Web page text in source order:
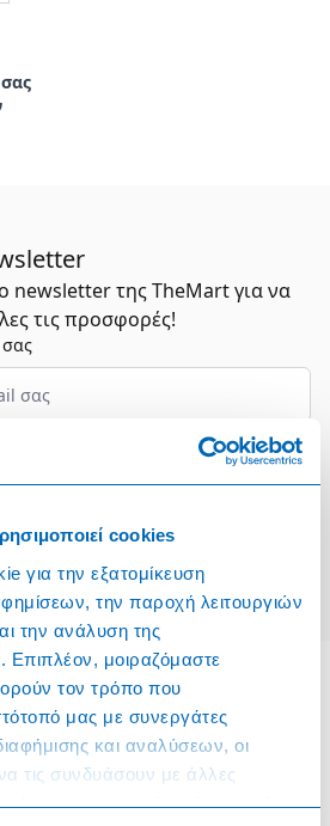
cookies
για την εξατομίκευση
την παροχή λειτουργιών
την ανάλυση της
Επιπλέον, μοιραζόμαστε
τον τρόπο που
μας με συνεργάτες
και αναλύσεων, οι
τις συνδυάσουν με άλλες
έχετε παραχωρήσει ή τις οποίες
newsletter της TheMart για να
τις προσφορές!